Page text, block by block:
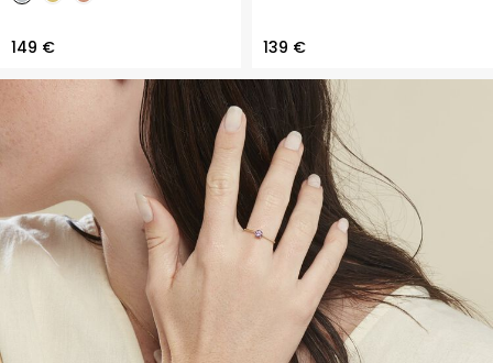
149 € 139 €